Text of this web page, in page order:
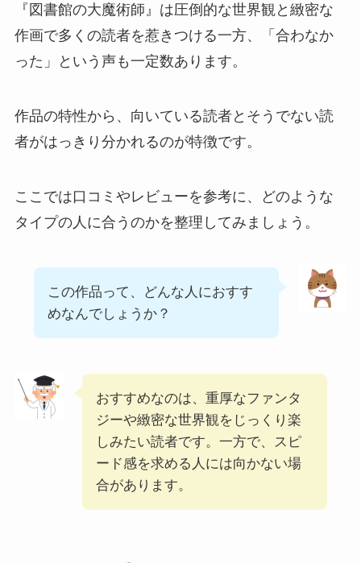
『図書館の大魔術師』は圧倒的な世界観と緻密な
作画で多くの読者を惹きつける一方、「合わなか
った」という声も一定数あります。
作品の特性から、向いている読者とそうでない読
者がはっきり分かれるのが特徴です。
ここでは口コミやレビューを参考に、どのような
タイプの人に合うのかを整理してみましょう。
この作品って、どんな人におすす
めなんでしょうか？
おすすめなのは、重厚なファンタ
ジーや緻密な世界観をじっくり楽
しみたい読者です。一方で、スピ
ード感を求める人には向かない場
合があります。